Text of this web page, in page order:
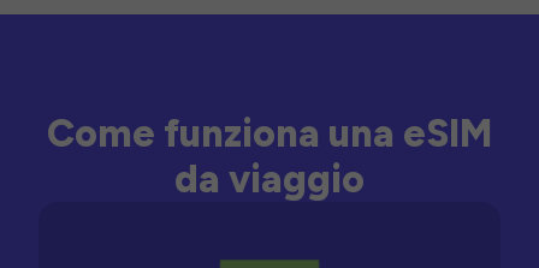
Come funziona una eSIM
da viaggio